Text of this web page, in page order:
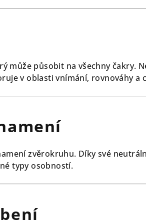
může působit na všechny čakry.
v oblasti vnímání, rovnováhy a
zvěrokruhu. Díky své
typy osobností.